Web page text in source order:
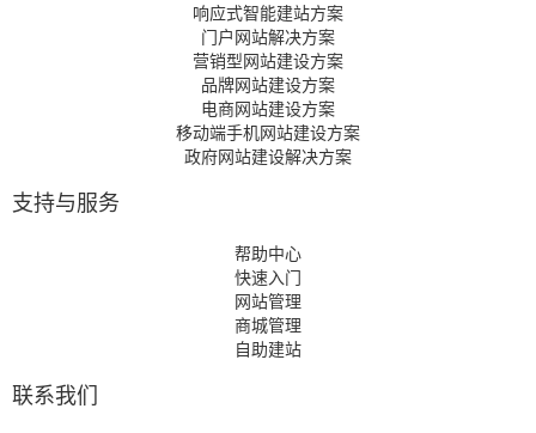
响应式智能建站方案
门户网站解决方案
营销型网站建设方案
品牌网站建设方案
电商网站建设方案
移动端手机网站建设方案
政府网站建设解决方案
支持与服务
帮助中心
快速入门
网站管理
商城管理
自助建站
联系我们